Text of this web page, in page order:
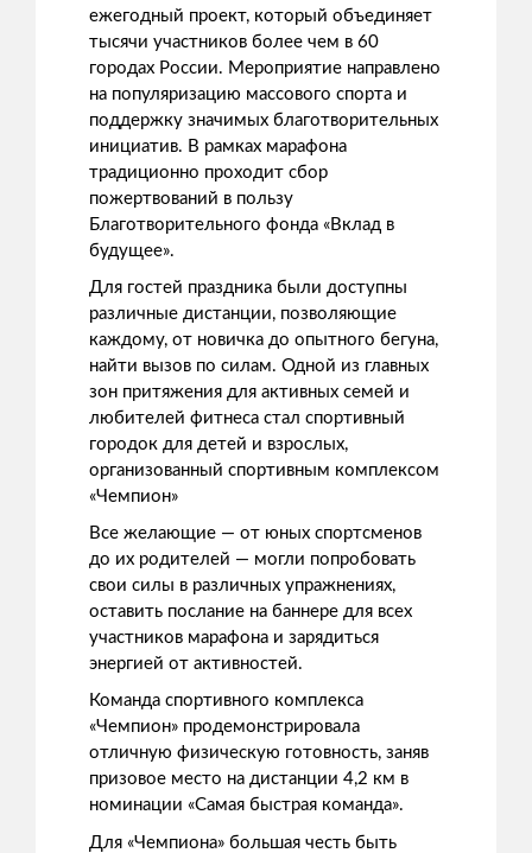
ежегодный проект, который объединяет
тысячи участников более чем в 60
городах России. Мероприятие направлено
на популяризацию массового спорта и
поддержку значимых благотворительных
инициатив. В рамках марафона
традиционно проходит сбор
пожертвований в пользу
Благотворительного фонда «Вклад в
будущее».
Для гостей праздника были доступны
различные дистанции, позволяющие
каждому, от новичка до опытного бегуна,
найти вызов по силам. Одной из главных
зон притяжения для активных семей и
любителей фитнеса стал спортивный
городок для детей и взрослых,
организованный спортивным комплексом
«Чемпион»
Все желающие — от юных спортсменов
до их родителей — могли попробовать
свои силы в различных упражнениях,
оставить послание на баннере для всех
участников марафона и зарядиться
энергией от активностей.
Команда спортивного комплекса
«Чемпион» продемонстрировала
отличную физическую готовность, заняв
призовое место на дистанции 4,2 км в
номинации «Самая быстрая команда».
Для «Чемпиона» большая честь быть